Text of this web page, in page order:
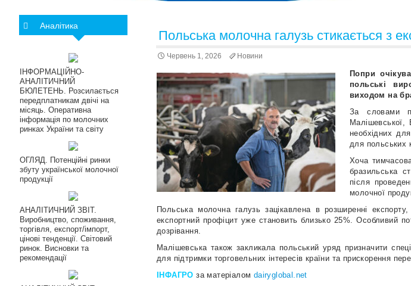
Польська молочна галузь стикається з
Червень 1, 2026 Новини
Попри
польські
виходом на
За словами
Малішевської,
необхідних
для польських
Хоча
бразильська
після
молочної
Польська молочна галузь зацікавлена в розширенні
експортний профіцит уже становить близько 25%. Особливий
дозрівання.
Малішевська також закликала польський уряд призначити
для підтримки торговельних інтересів країни та прискорення
ІНФАГРО за матеріалом dairyglobal.net
Аналітика
ІНФОРМАЦІЙНО-
АНАЛІТИЧНИЙ
БЮЛЕТЕНЬ. Розсилається
передплатникам двічі на
місяць. Оперативна
інформація по молочних
ринках України та світу
ОГЛЯД. Потенційні ринки
збуту української молочної
продукції
АНАЛІТИЧНИЙ ЗВІТ.
Виробництво, споживання,
торгівля, експорт/імпорт,
цінові тенденції. Світовий
ринок. Висновки та
рекомендації